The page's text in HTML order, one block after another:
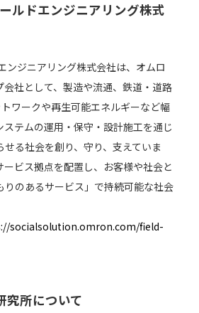
ルドエンジニアリング株式
ンジニアリング株式会社は、オムロ
会社として、製造や流通、鉄道・道路
ワークや再生可能エネルギーなど幅
ステムの運用・保守・設計施工を通じ
る社会を創り、守り、支えていま
ビス拠点を配置し、お客様や社会と
りのあるサービス」で持続可能な社会
socialsolution.omron.com/field-
究所について